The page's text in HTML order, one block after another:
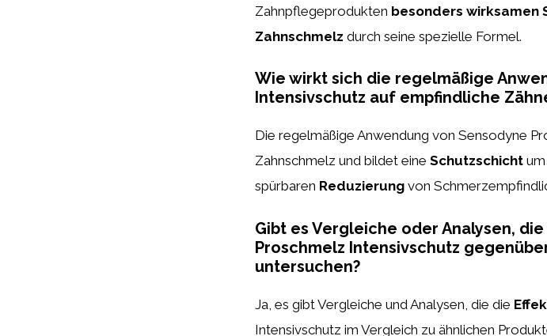
Zahnpflegeprodukten besonders wirksamen
Zahnschmelz durch seine spezielle Formel.
Wie wirkt sich die regelmäßige
Intensivschutz auf empfindliche
Die regelmäßige Anwendung von Sensodyne
Zahnschmelz und bildet eine Schutzschicht
spürbaren Reduzierung von
Gibt es Vergleiche oder Analysen,
Proschmelz Intensivschutz
untersuchen?
Ja, es gibt Vergleiche und Analysen, die die
Intensivschutz im Vergleich zu ähnlichen